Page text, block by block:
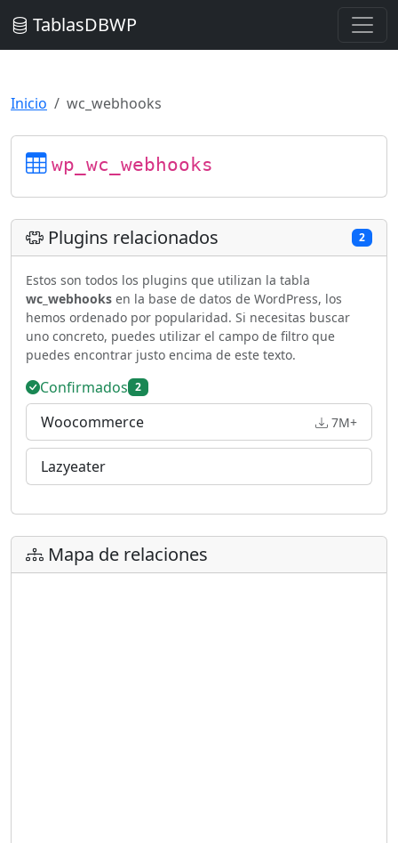
TablasDBWP
Inicio wc_webhooks
wp_wc_webhooks
Plugins relacionados 2
Estos son todos los plugins que utilizan la tabla
wc_webhooks en la base de datos de WordPress, los
hemos ordenado por popularidad. Si necesitas buscar
uno concreto, puedes utilizar el campo de filtro que
puedes encontrar justo encima de este texto.
Confirmados 2
Woocommerce 7M+
Lazyeater
Mapa de relaciones